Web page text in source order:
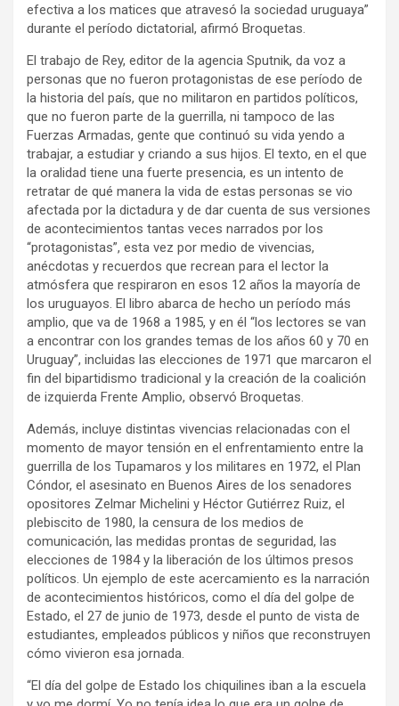
efectiva a los matices que atravesó la sociedad uruguaya”
durante el período dictatorial, afirmó Broquetas.
El trabajo de Rey, editor de la agencia Sputnik, da voz a
personas que no fueron protagonistas de ese período de
la historia del país, que no militaron en partidos políticos,
que no fueron parte de la guerrilla, ni tampoco de las
Fuerzas Armadas, gente que continuó su vida yendo a
trabajar, a estudiar y criando a sus hijos. El texto, en el que
la oralidad tiene una fuerte presencia, es un intento de
retratar de qué manera la vida de estas personas se vio
afectada por la dictadura y de dar cuenta de sus versiones
de acontecimientos tantas veces narrados por los
“protagonistas”, esta vez por medio de vivencias,
anécdotas y recuerdos que recrean para el lector la
atmósfera que respiraron en esos 12 años la mayoría de
los uruguayos. El libro abarca de hecho un período más
amplio, que va de 1968 a 1985, y en él “los lectores se van
a encontrar con los grandes temas de los años 60 y 70 en
Uruguay”, incluidas las elecciones de 1971 que marcaron el
fin del bipartidismo tradicional y la creación de la coalición
de izquierda Frente Amplio, observó Broquetas.
Además, incluye distintas vivencias relacionadas con el
momento de mayor tensión en el enfrentamiento entre la
guerrilla de los Tupamaros y los militares en 1972, el Plan
Cóndor, el asesinato en Buenos Aires de los senadores
opositores Zelmar Michelini y Héctor Gutiérrez Ruiz, el
plebiscito de 1980, la censura de los medios de
comunicación, las medidas prontas de seguridad, las
elecciones de 1984 y la liberación de los últimos presos
políticos. Un ejemplo de este acercamiento es la narración
de acontecimientos históricos, como el día del golpe de
Estado, el 27 de junio de 1973, desde el punto de vista de
estudiantes, empleados públicos y niños que reconstruyen
cómo vivieron esa jornada.
“El día del golpe de Estado los chiquilines iban a la escuela